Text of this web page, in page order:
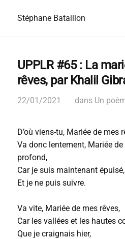
Stéphane Bataillon
UPPLR #65 : La
rêves, par Khalil
22/01/2021 dans Un
D’où viens-tu, Mariée de mes
Va donc lentement, Mariée
profond,
Car je suis maintenant épuisé,
Et je ne puis suivre.
Va vite, Mariée de mes rêves,
Car les vallées et les hautes
Que je craignais hier,